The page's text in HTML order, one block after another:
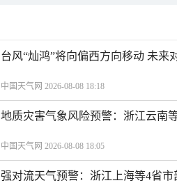
台风“灿鸿”将向偏西方向移动 未来
中国天气网 2026-08-08 18:18
地质灾害气象风险预警：浙江云南
中国天气网 2026-08-08 18:05
强对流天气预警：浙江上海等4省